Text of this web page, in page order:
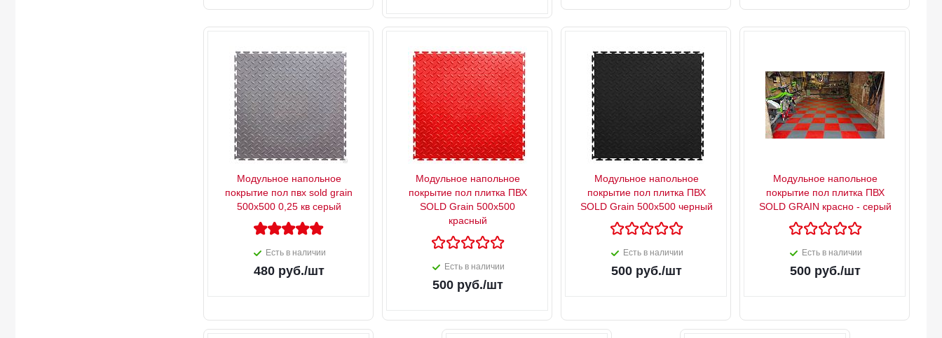
Модульное напольное
покрытие пол пвх sold grain
500х500 0,25 кв серый
Есть в наличии
480руб./шт
Модульное напольное
покрытие пол плитка ПВХ
SOLD Grain 500х500
красный
Есть в наличии
500руб./шт
Модульное напольное
покрытие пол плитка ПВХ
SOLD Grain 500х500 черный
Есть в наличии
500руб./шт
Модульное напольное
покрытие пол плитка ПВХ
SOLD GRAIN красно - серый
Есть в наличии
500руб./шт